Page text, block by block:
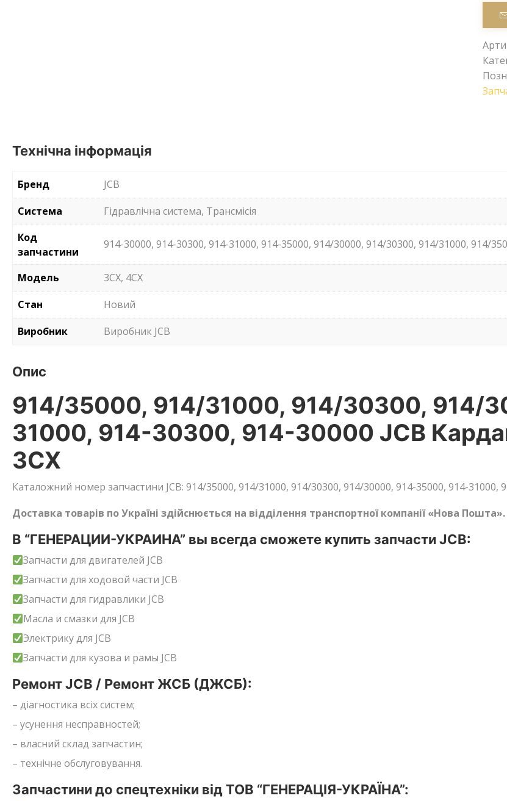
Технічна інформація
Бренд
JCB
Система
Гідравлічна система, Трансмісія
Код
запчастини
914-30000, 914-30300, 914-31000, 914-35000, 914/30000, 914/30300, 914/31000, 914/
Модель
3CX, 4CX
Стан
Новий
Виробник
Виробник JCB
Опис
914/35000, 914/31000, 914/30300, 914/
31000, 914-30300, 914-30000 JCB
3CX
Каталожний номер запчастини JCB: 914/35000, 914/31000, 914/30300, 914/30000, 914-35000, 914-31000,
Доставка товарів по Україні здійснюється на відділення транспортної компанії «Нова Пошта».
В “ГЕНЕРАЦИИ-УКРАИНА” вы всегда сможете купить запчасти JCB:
Запчасти для двигателей JCB
Запчасти для ходовой части JCB
Запчасти для гидравлики JCB
Масла и смазки для JCB
Электрику для JCB
Запчасти для кузова и рамы JCB
Ремонт JCB / Ремонт ЖСБ (ДЖСБ):
– діагностика всіх систем;
– усунення несправностей;
– власний склад запчастин;
– технічне обслуговування.
Запчастини до спецтехніки від ТОВ “ГЕНЕРАЦІЯ-УКРАЇНА”: